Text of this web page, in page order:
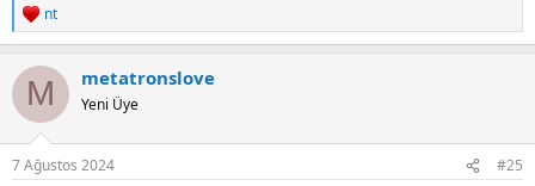
model.save('python_model')
tek ricam yaptığın modelin bu kod ile bire bir aynı özelliklerde
olması
(test_size, random_state, shape=(1), Dense(1,activation='linear',
epochs=100)
R
e
c
i
s
nt
M metatronslove
Yeni Üye
7 Ağustos 2024 #25